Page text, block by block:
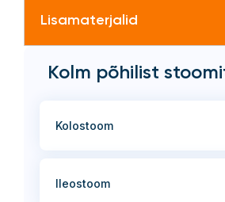
Lisamaterjalid
Kolm põhilist
Kolostoom
Ileostoom